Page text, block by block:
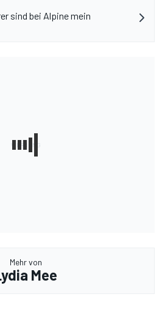
sind bei Alpine mein
Mehr von
Mee